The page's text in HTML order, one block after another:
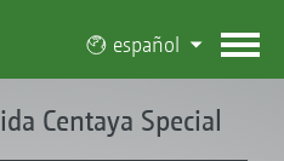
español
Centaya Special